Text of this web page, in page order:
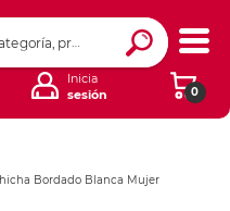
0
Inicia
sesión
Bordado Blanca Mujer
Ingresar Codigo